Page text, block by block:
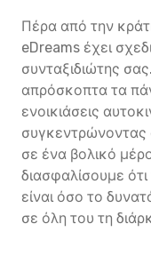
Πέρα από την
eDreams έχει
συνταξιδιώτης
απρόσκοπτα τα
ενοικιάσεις
συγκεντρώνοντας
σε ένα βολικό
διασφαλίσουμε
είναι όσο το
σε όλη του τη